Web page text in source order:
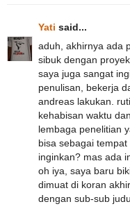
Yati said...
aduh, akhirnya ada
sibuk dengan
saya juga sangat
penulisan, bekerja
andreas lakukan.
kehabisan waktu
lembaga penelitian
bisa sebagai
inginkan? mas ada
oh iya, saya baru
dimuat di koran
dengan sub-sub